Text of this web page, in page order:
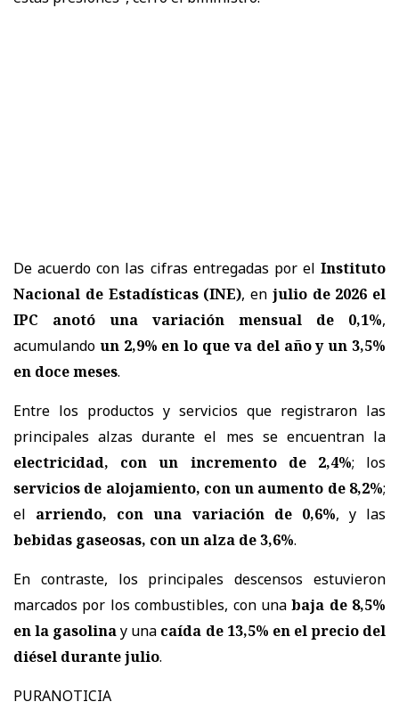
De acuerdo con las cifras entregadas por el Instituto
Nacional de Estadísticas (INE), en julio de 2026 el
IPC anotó una variación mensual de 0,1%,
acumulando un 2,9% en lo que va del año y un 3,5%
en doce meses.
Entre los productos y servicios que registraron las
principales alzas durante el mes se encuentran la
electricidad, con un incremento de 2,4%; los
servicios de alojamiento, con un aumento de 8,2%;
el arriendo, con una variación de 0,6%, y las
bebidas gaseosas, con un alza de 3,6%.
En contraste, los principales descensos estuvieron
marcados por los combustibles, con unabaja de 8,5%
en la gasolinay una caída de 13,5% en el precio del
diésel durante julio.
PURANOTICIA